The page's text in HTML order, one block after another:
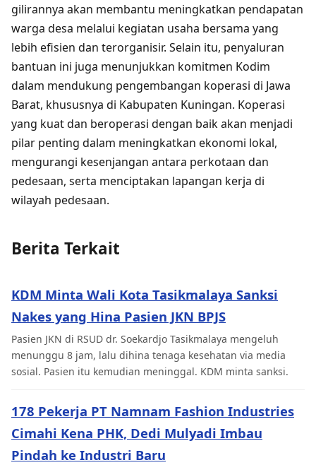
gilirannya akan membantu meningkatkan pendapatan
warga desa melalui kegiatan usaha bersama yang
lebih efisien dan terorganisir. Selain itu, penyaluran
bantuan ini juga menunjukkan komitmen Kodim
dalam mendukung pengembangan koperasi di Jawa
Barat, khususnya di Kabupaten Kuningan. Koperasi
yang kuat dan beroperasi dengan baik akan menjadi
pilar penting dalam meningkatkan ekonomi lokal,
mengurangi kesenjangan antara perkotaan dan
pedesaan, serta menciptakan lapangan kerja di
wilayah pedesaan.
Berita Terkait
KDM Minta Wali Kota Tasikmalaya Sanksi
Nakes yang Hina Pasien JKN BPJS
Pasien JKN di RSUD dr. Soekardjo Tasikmalaya mengeluh
menunggu 8 jam, lalu dihina tenaga kesehatan via media
sosial. Pasien itu kemudian meninggal. KDM minta sanksi.
178 Pekerja PT Namnam Fashion Industries
Cimahi Kena PHK, Dedi Mulyadi Imbau
Pindah ke Industri Baru